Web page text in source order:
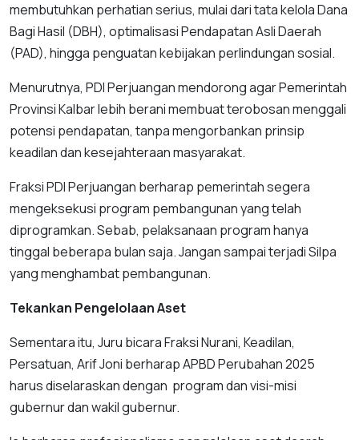
membutuhkan perhatian serius, mulai dari tata kelola Dana
Bagi Hasil (DBH), optimalisasi Pendapatan Asli Daerah
(PAD), hingga penguatan kebijakan perlindungan sosial.
Menurutnya, PDI Perjuangan mendorong agar Pemerintah
Provinsi Kalbar lebih berani membuat terobosan menggali
potensi pendapatan, tanpa mengorbankan prinsip
keadilan dan kesejahteraan masyarakat.
Fraksi PDI Perjuangan berharap pemerintah segera
mengeksekusi program pembangunan yang telah
diprogramkan. Sebab, pelaksanaan program hanya
tinggal beberapa bulan saja. Jangan sampai terjadi Silpa
yang menghambat pembangunan.
Tekankan Pengelolaan Aset
Sementara itu, Juru bicara Fraksi Nurani, Keadilan,
Persatuan, Arif Joni berharap APBD Perubahan 2025
harus diselaraskan dengan program dan visi-misi
gubernur dan wakil gubernur.